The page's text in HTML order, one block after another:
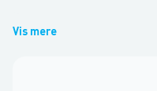
Vis mere